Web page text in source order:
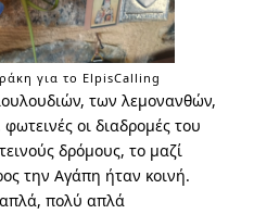
για το ElpisCalling
των λεμονανθών,
οι διαδρομές του
δρόμους, το μαζί
την Αγάπη ήταν κοινή.
πολύ απλά